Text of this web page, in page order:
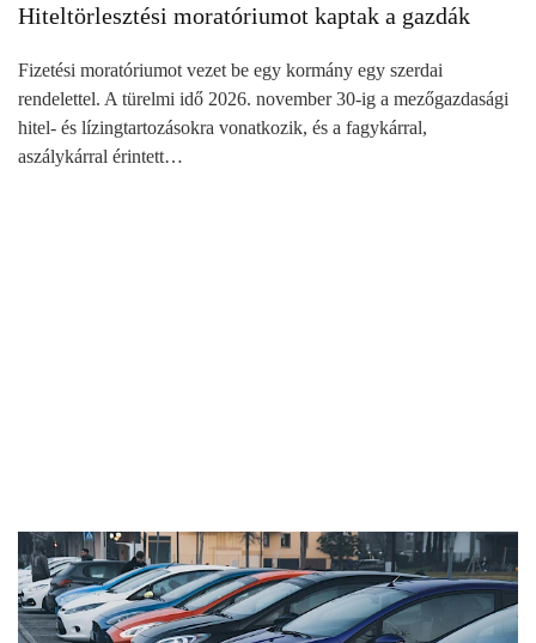
Hiteltörlesztési moratóriumot kaptak a gazdák
Fizetési moratóriumot vezet be egy kormány egy szerdai
rendelettel. A türelmi idő 2026. november 30-ig a mezőgazdasági
hitel- és lízingtartozásokra vonatkozik, és a fagykárral,
aszálykárral érintett…